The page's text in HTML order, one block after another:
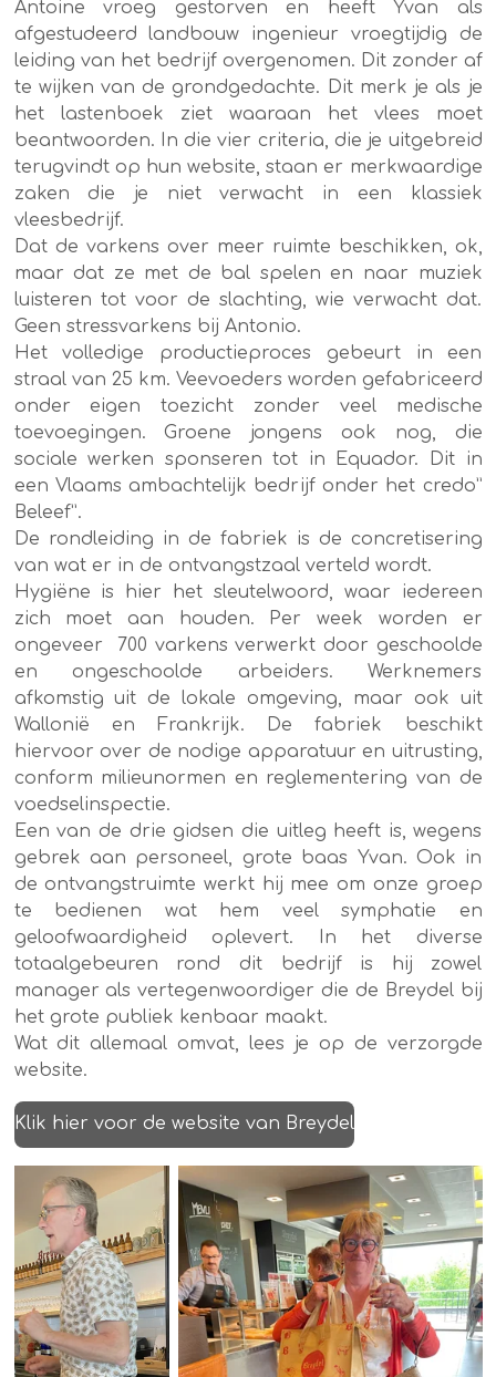
Antoine vroeg gestorven en heeft Yvan als
afgestudeerd landbouw ingenieur vroegtijdig de
leiding van het bedrijf overgenomen. Dit zonder af
te wijken van de grondgedachte. Dit merk je als je
het lastenboek ziet waaraan het vlees moet
beantwoorden. In die vier criteria, die je uitgebreid
terugvindt op hun website, staan er merkwaardige
zaken die je niet verwacht in een klassiek
vleesbedrijf.
Dat de varkens over meer ruimte beschikken, ok,
maar dat ze met de bal spelen en naar muziek
luisteren tot voor de slachting, wie verwacht dat.
Geen stressvarkens bij Antonio.
Het volledige productieproces gebeurt in een
straal van 25 km. Veevoeders worden gefabriceerd
onder eigen toezicht zonder veel medische
toevoegingen. Groene jongens ook nog, die
sociale werken sponseren tot in Equador. Dit in
een Vlaams ambachtelijk bedrijf onder het credo”
Beleef”.
De rondleiding in de fabriek is de concretisering
van wat er in de ontvangstzaal verteld wordt.
Hygiëne is hier het sleutelwoord, waar iedereen
zich moet aan houden. Per week worden er
ongeveer 700 varkens verwerkt door geschoolde
en ongeschoolde arbeiders. Werknemers
afkomstig uit de lokale omgeving, maar ook uit
Wallonië en Frankrijk. De fabriek beschikt
hiervoor over de nodige apparatuur en uitrusting,
conform milieunormen en reglementering van de
voedselinspectie.
Een van de drie gidsen die uitleg heeft is, wegens
gebrek aan personeel, grote baas Yvan. Ook in
de ontvangstruimte werkt hij mee om onze groep
te bedienen wat hem veel symphatie en
geloofwaardigheid oplevert. In het diverse
totaalgebeuren rond dit bedrijf is hij zowel
manager als vertegenwoordiger die de Breydel bij
het grote publiek kenbaar maakt.
Wat dit allemaal omvat, lees je op de verzorgde
website.
Klik hier voor de website van Breydel